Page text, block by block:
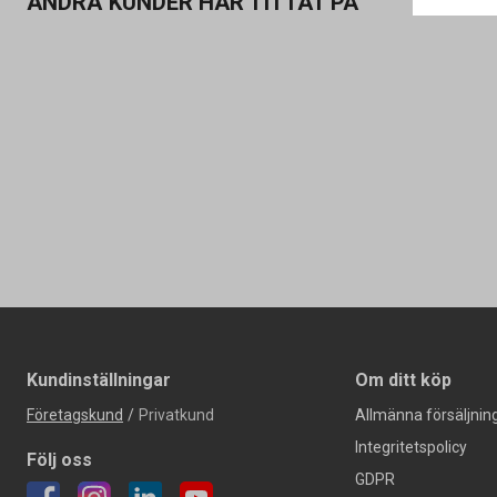
Kundinställningar
Företagskund / Privatkund
Följ oss
Om ditt köp
Allmänna
Integritetspolicy
GDPR